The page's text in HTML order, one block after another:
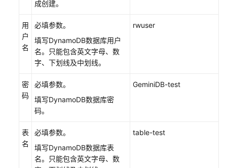
托
限
配
置
数
的
网
环
配
成创建。
用
户
名
必填参数。
填写DynamoDB数据库用户
名。只能包含英文字母、数
字、下划线及中划线。
rwuser
密
码
必填参数。
填写DynamoDB数据库密
码。
GeminiDB-test
表
名
必填参数。
填写DynamoDB数据库表
名。只能包含英文字母、数
table-test